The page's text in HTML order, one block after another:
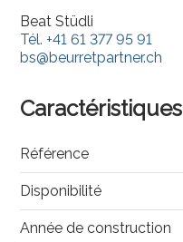
Beat Stüdli
Tél.+41 61 377 95 91
bs@beurretpartner.ch
Caractéristiques
Référence
Disponibilité
Année de construction